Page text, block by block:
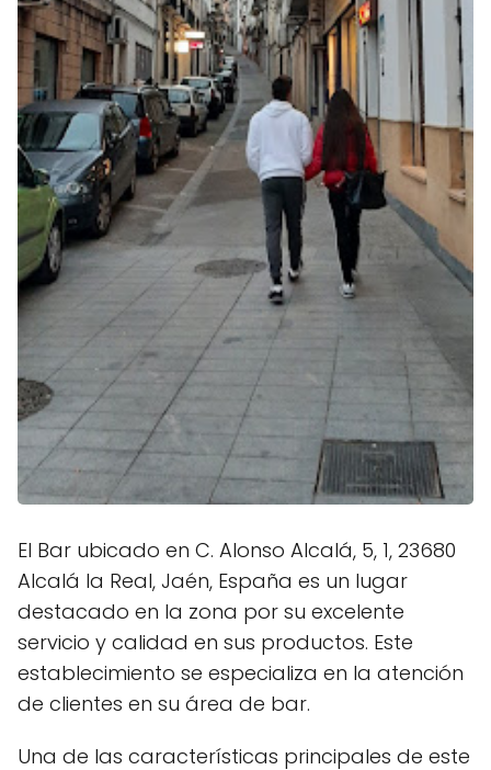
El Bar ubicado en C. Alonso Alcalá, 5, 1, 23680
Alcalá la Real, Jaén, España es un lugar
destacado en la zona por su excelente
servicio y calidad en sus productos. Este
establecimiento se especializa en la atención
de clientes en su área de bar.
Una de las características principales de este